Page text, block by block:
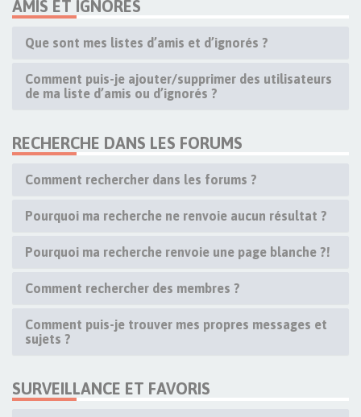
AMIS ET IGNORÉS
Que sont mes listes d’amis et d’ignorés ?
Comment puis-je ajouter/supprimer des utilisateurs
de ma liste d’amis ou d’ignorés ?
RECHERCHE DANS LES FORUMS
Comment rechercher dans les forums ?
Pourquoi ma recherche ne renvoie aucun résultat ?
Pourquoi ma recherche renvoie une page blanche ?!
Comment rechercher des membres ?
Comment puis-je trouver mes propres messages et
sujets ?
SURVEILLANCE ET FAVORIS